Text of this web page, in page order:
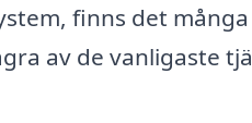
finns det
av de vanligaste